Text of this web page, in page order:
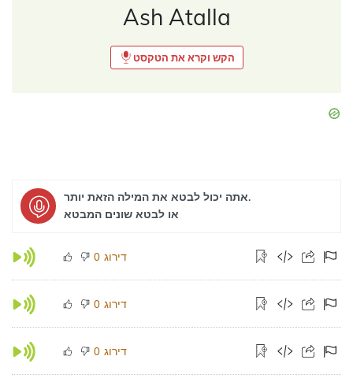
Ash Atalla
הקש וקרא את הטקסט
אתה יכול לבטא את המילה הזאת יותר.
או לבטא שונים המבטא
0 דירוג
0 דירוג
0 דירוג